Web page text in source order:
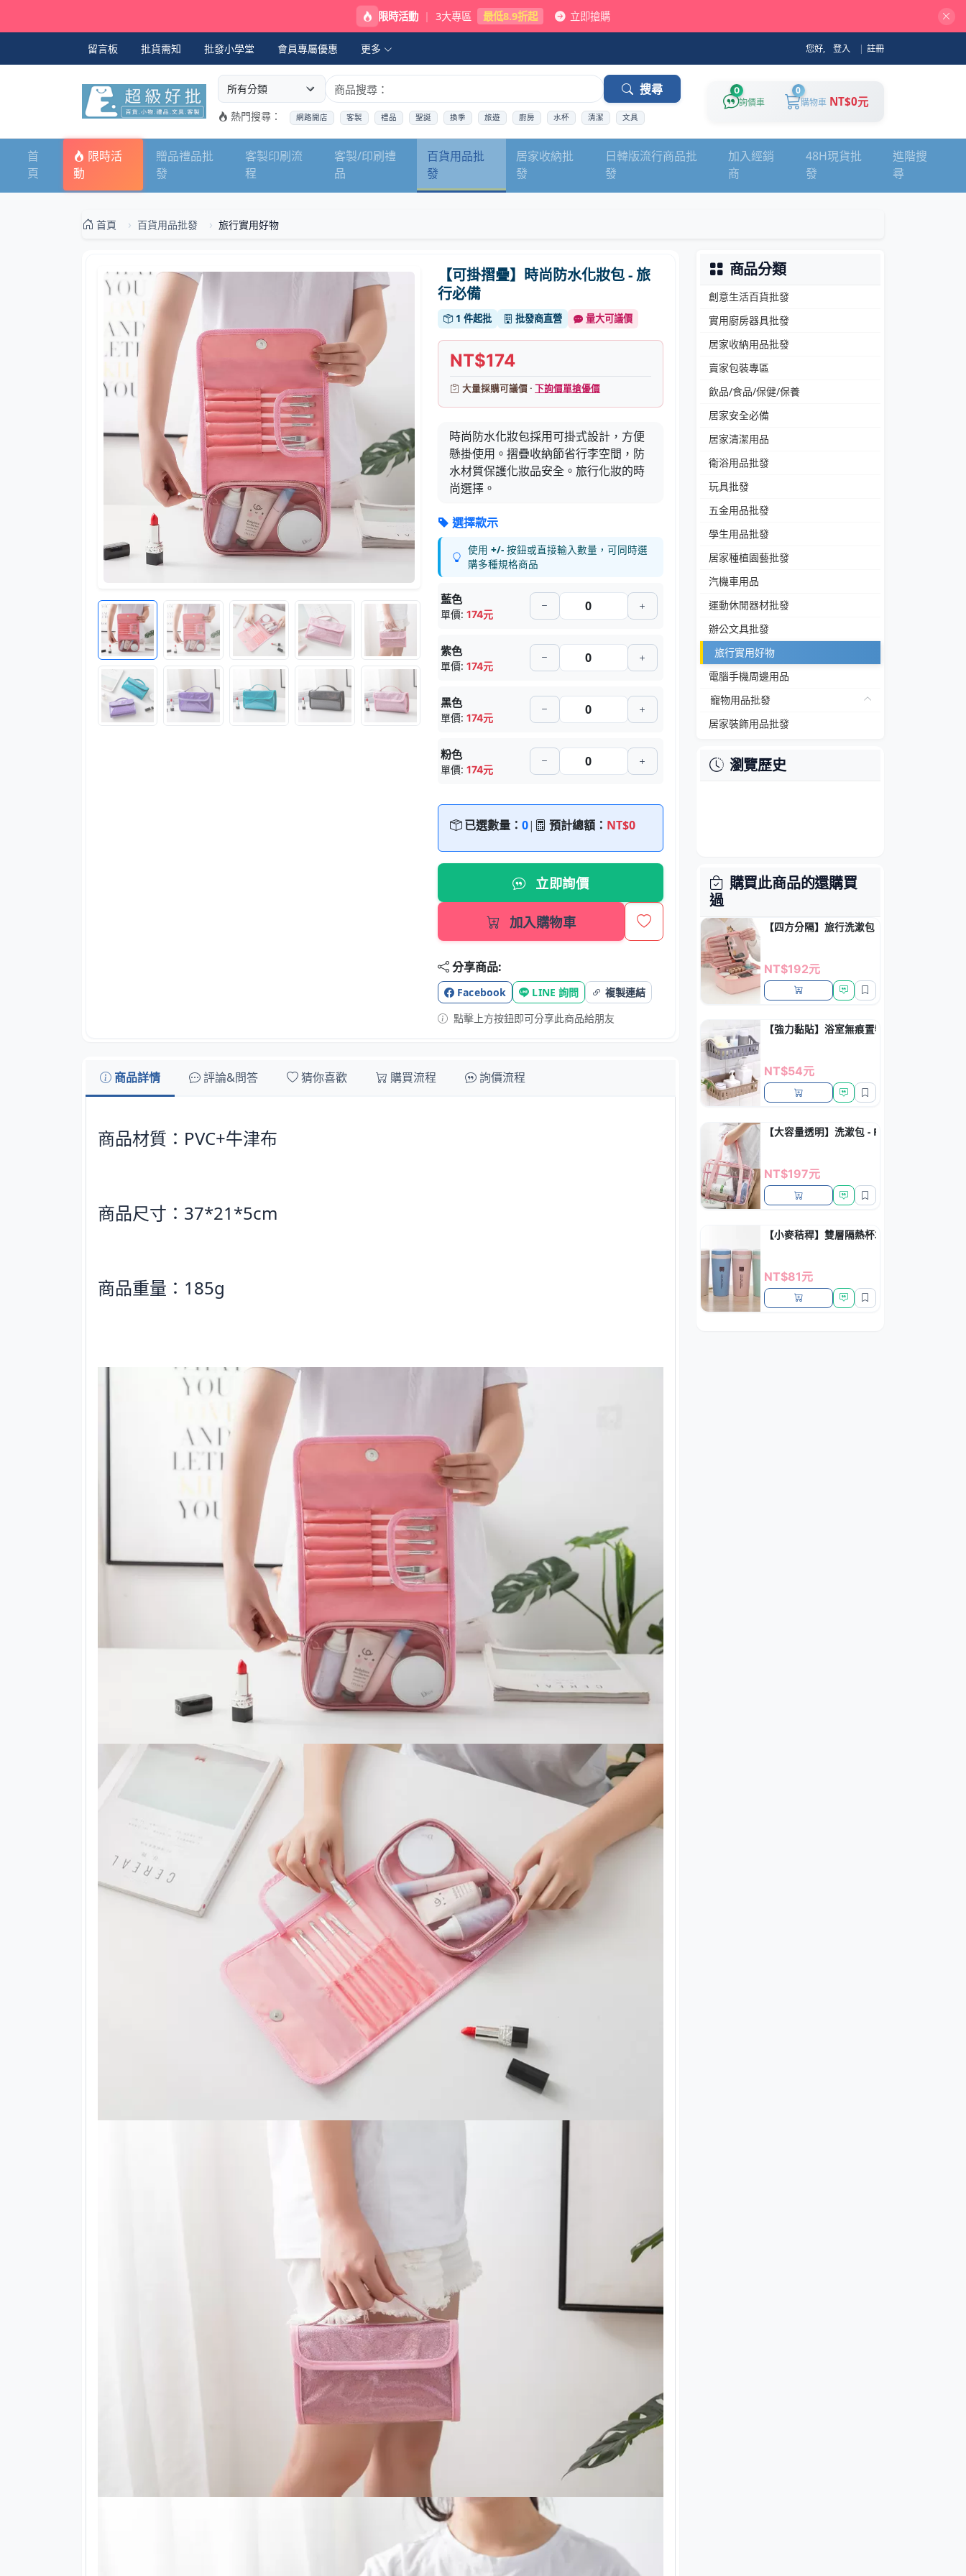
限時活動 | 3大專區 最低8.9折起 立即搶購
留言板 批貨需知 批發小學堂 會員專屬優惠 更多 您好, 登入 | 註冊
選擇商品分類
搜尋商品關鍵字 搜尋
熱門搜尋： 網路開店 客製 禮品 聖誕 換季 旅遊 廚房 水杯 清潔 文具
0
詢價車
0
購物車 NT$0元
首
頁
限時活
動
贈品禮品批
發
客製印刷流
程
客製/印刷禮
品
百貨用品批
發
居家收納批
發
日韓版流行商品批
發
加入經銷
商
48H現貨批
發
進階搜
尋
首頁 百貨用品批發 旅行實用好物
【可掛摺疊】時尚防水化妝包 - 旅
行必備
1 件起批 批發商直營 量大可議價
NT$174
大量採購可議價 ·下詢價單搶優價
時尚防水化妝包採用可掛式設計，方便
懸掛使用。摺疊收納節省行李空間，防
水材質保護化妝品安全。旅行化妝的時
尚選擇。
選擇款示
使用+/- 按鈕或直接輸入數量，可同時選
購多種規格商品
藍色
單價:174元
紫色
單價:174元
黑色
單價:174元
粉色
單價:174元
已選數量：0| 預計總額： NT$0
立即詢價
加入購物車
分享商品:
Facebook LINE 詢問
複製連結
點擊上方按鈕即可分享此商品給朋友
商品詳情 評論&問答 猜你喜歡 購買流程 詢價流程
商品材質：PVC+牛津布
商品尺寸：37*21*5cm
商品重量：185g
商品分類
創意生活百貨批發
實用廚房器具批發
居家收納用品批發
賣家包裝專區
飲品/食品/保健/保養
居家安全必備
居家清潔用品
衛浴用品批發
玩具批發
五金用品批發
學生用品批發
居家種植園藝批發
汽機車用品
運動休閒器材批發
辦公文具批發
旅行實用好物
電腦手機周邊用品
寵物用品批發
居家裝飾用品批發
瀏覽歷史
購買此商品的還購買
過
【四方分隔】旅行洗漱包 - 大容量防水收納
NT$192元
【強力黏貼】浴室無痕置物架 - 防水壁掛式
NT$54元
【大容量透明】洗漱包 - PVC防水旅行收納
NT$197元
【小麥秸稈】雙層隔熱杯300ml - 環保無毒
NT$81元